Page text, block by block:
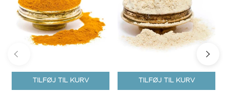
TILFØJ TIL KURV TILFØJ TIL KURV